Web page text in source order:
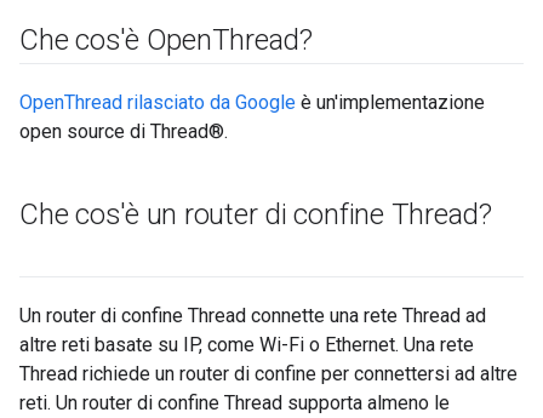
Che cos'è OpenThread?
OpenThread rilasciato da Google è un'implementazione
open source di Thread®.
Che cos'è un router di confine Thread?
Un router di confine Thread connette una rete Thread ad
altre reti basate su IP, come Wi-Fi o Ethernet. Una rete
Thread richiede un router di confine per connettersi ad altre
reti. Un router di confine Thread supporta almeno le